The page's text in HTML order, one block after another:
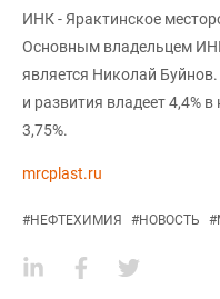
ИНК - Ярактинское
Основным владельцем
является Николай
и развития владеет 4,4%
3,75%.
mrcplast.ru
#НЕФТЕХИМИЯ #НОВОСТЬ #